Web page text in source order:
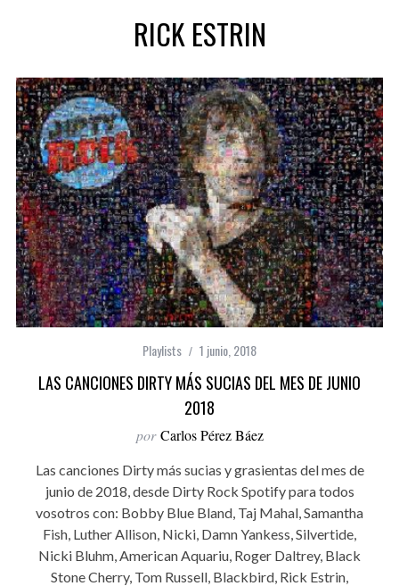
RICK ESTRIN
Playlists 1 junio, 2018
LAS CANCIONES DIRTY MÁS SUCIAS DEL MES DE JUNIO
2018
por Carlos Pérez Báez
Las canciones Dirty más sucias y grasientas del mes de
junio de 2018, desde Dirty Rock Spotify para todos
vosotros con: Bobby Blue Bland, Taj Mahal, Samantha
Fish, Luther Allison, Nicki, Damn Yankess, Silvertide,
Nicki Bluhm, American Aquariu, Roger Daltrey, Black
Stone Cherry, Tom Russell, Blackbird, Rick Estrin,